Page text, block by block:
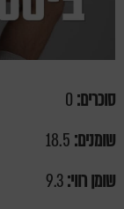
סוכרים:
שומנים: 18.5
שומן רווי: